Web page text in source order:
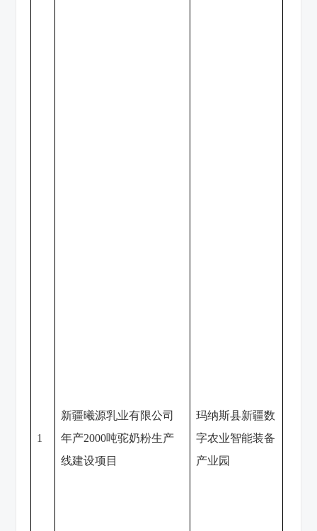
1
新疆曦源乳业有限公司
年产2000吨驼奶粉生产
线建设项目
玛纳斯县新疆数
字农业智能装备
产业园